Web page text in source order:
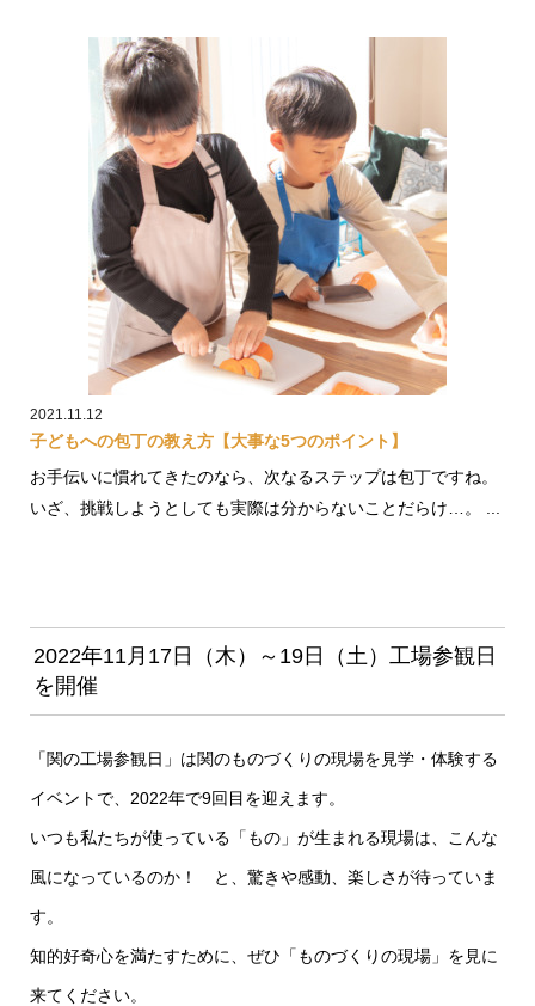
2021.11.12
子どもへの包丁の教え方【大事な5つのポイント】
お手伝いに慣れてきたのなら、次なるステップは包丁ですね。
いざ、挑戦しようとしても実際は分からないことだらけ…。 ...
2022年11月17日（木）～19日（土）工場参観日
を開催
「関の工場参観日」は関のものづくりの現場を見学・体験する
イベントで、2022年で9回目を迎えます。
いつも私たちが使っている「もの」が生まれる現場は、こんな
風になっているのか！ と、驚きや感動、楽しさが待っていま
す。
知的好奇心を満たすために、ぜひ「ものづくりの現場」を見に
来てください。